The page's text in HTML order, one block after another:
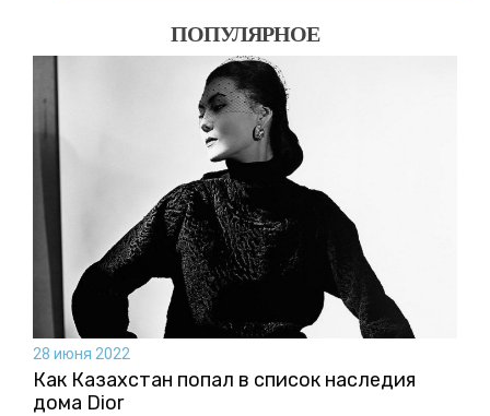
ПОПУЛЯРНОЕ
28 июня 2022
Как Казахстан попал в список наследия
дома Dior